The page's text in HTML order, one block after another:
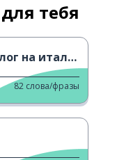
тебя
итальянском
82 слова/фразы